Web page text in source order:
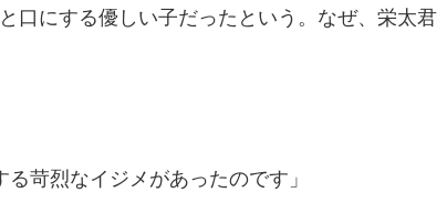
口にする優しい子だったという。なぜ、栄太君
苛烈なイジメがあったのです」